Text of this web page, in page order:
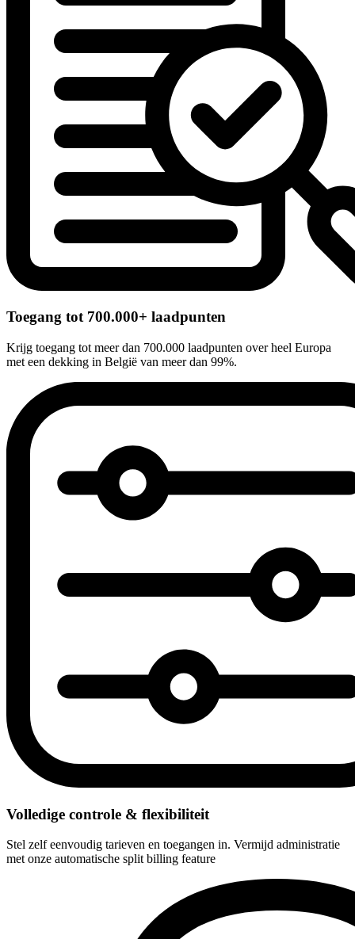
Toegang tot 700.000+ laadpunten
Krijg toegang tot meer dan 700.000 laadpunten over heel Europa
met een dekking in België van meer dan 99%.
Volledige controle & flexibiliteit
Stel zelf eenvoudig tarieven en toegangen in. Vermijd administratie
met onze automatische split billing feature